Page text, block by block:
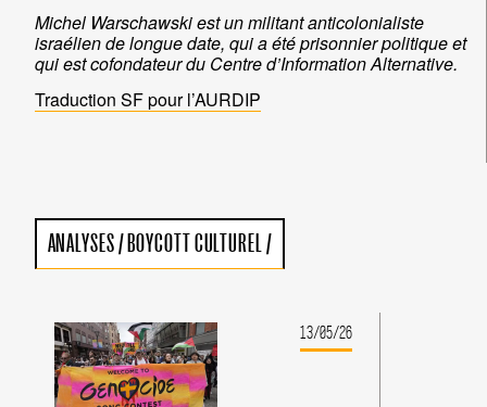
Michel Warschawski est un militant anticolonialiste
israélien de longue date, qui a été prisonnier politique et
qui est cofondateur du Centre d’Information Alternative.
Traduction SF pour l’AURDIP
ANALYSES/ BOYCOTT CULTUREL/
13/05/26